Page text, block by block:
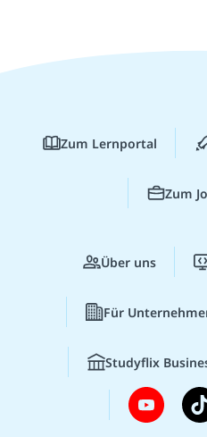
Zum Lernportal
Zum
Über uns
Für
Studyflix